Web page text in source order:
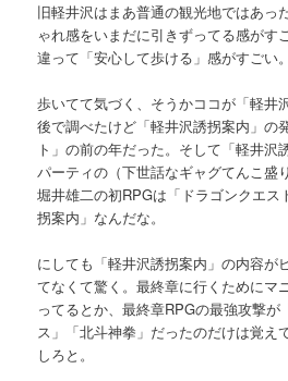
旧軽井沢はまあ普通の観光地ではあっ
ゃれ感をいまだに引きずってる感がす
違って「安心して歩ける」感がすごい。
歩いてて気づく、そうかココが「軽井
後で調べたけど「軽井沢誘拐案内」の
ト」の前の年だった。そして「軽井沢
パーティの（下世話なギャグてんこ盛
堀井雄二の初RPGは「ドラゴンクエス
拐案内」なんだな。
にしても「軽井沢誘拐案内」の内容が
てなくて驚く。最終章に行くためにマ
ってるとか、最終章RPGの最強攻撃が
ス」「北斗神拳」だったのだけは覚え
しろと。